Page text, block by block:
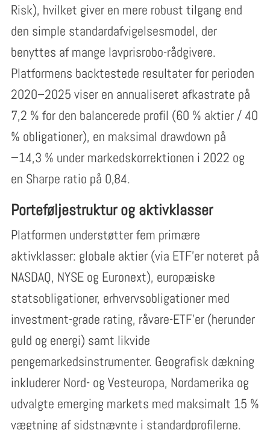
Risk), hvilket giver en mere robust tilgang end
den simple standardafvigelsesmodel, der
benyttes af mange lavprisrobo-rådgivere.
Platformens backtestede resultater for perioden
2020–2025 viser en annualiseret afkastrate på
7,2 % for den balancerede profil (60 % aktier / 40
% obligationer), en maksimal drawdown på
−14,3 % under markedskorrektionen i 2022 og
en Sharpe ratio på 0,84.
Porteføljestruktur og aktivklasser
Platformen understøtter fem primære
aktivklasser: globale aktier (via ETF’er noteret på
NASDAQ, NYSE og Euronext), europæiske
statsobligationer, erhvervsobligationer med
investment-grade rating, råvare-ETF’er (herunder
guld og energi) samt likvide
pengemarkedsinstrumenter. Geografisk dækning
inkluderer Nord- og Vesteuropa, Nordamerika og
udvalgte emerging markets med maksimalt 15 %
vægtning af sidstnævnte i standardprofilerne.